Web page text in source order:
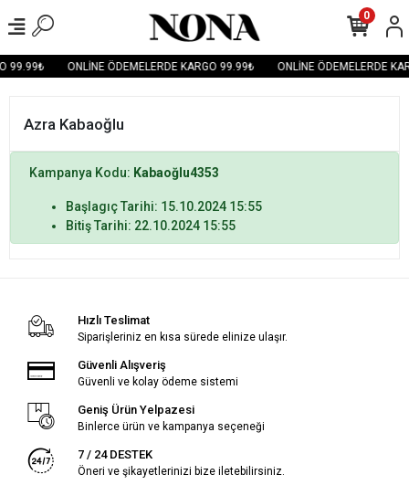
99.99₺ ONLİNE ÖDEMELERDE KARGO 99.99₺ ONLİNE ÖDEMELERDE
0
Azra Kabaoğlu
Kampanya Kodu: Kabaoğlu4353
Başlagıç Tarihi: 15.10.2024 15:55
Bitiş Tarihi: 22.10.2024 15:55
Hızlı Teslimat
Siparişleriniz en kısa sürede elinize ulaşır.
Güvenli Alışveriş
Güvenli ve kolay ödeme sistemi
Geniş Ürün Yelpazesi
Binlerce ürün ve kampanya seçeneği
7 / 24 DESTEK
Öneri ve şikayetlerinizi bize iletebilirsiniz.